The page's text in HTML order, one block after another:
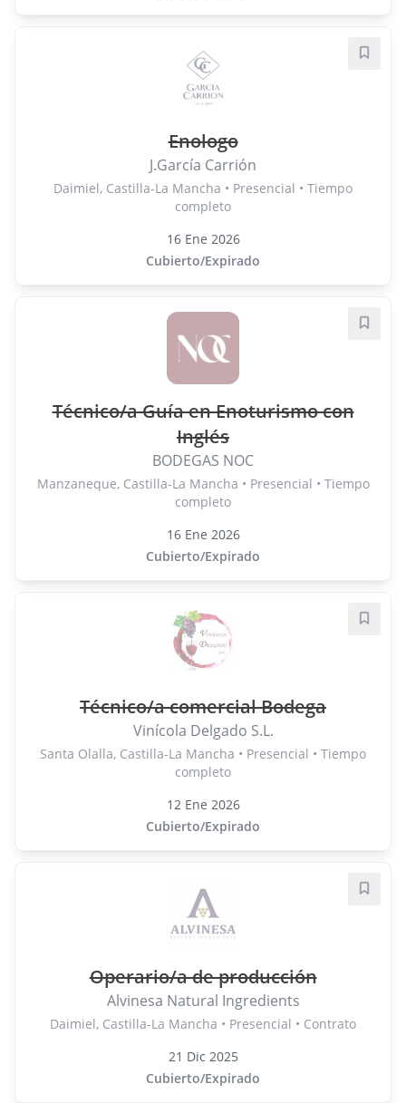
Enologo
J.García Carrión
Daimiel, Castilla-La Mancha • Presencial • Tiempo
completo
16 Ene 2026
Cubierto/Expirado
Técnico/a Guía en Enoturismo con
Inglés
BODEGAS NOC
Manzaneque, Castilla-La Mancha • Presencial • Tiempo
completo
16 Ene 2026
Cubierto/Expirado
Técnico/a comercial Bodega
Vinícola Delgado S.L.
Santa Olalla, Castilla-La Mancha • Presencial • Tiempo
completo
12 Ene 2026
Cubierto/Expirado
Operario/a de producción
Alvinesa Natural Ingredients
Daimiel, Castilla-La Mancha • Presencial • Contrato
21 Dic 2025
Cubierto/Expirado